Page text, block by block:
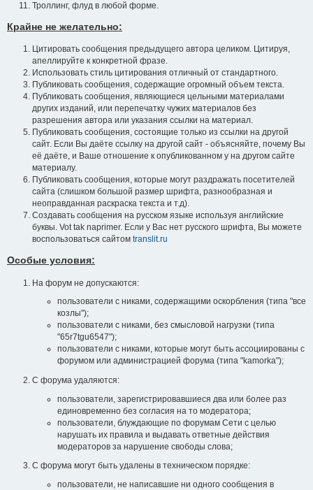
Троллинг, флуд в любой форме.
Крайне не желательно:
Цитировать сообщения предыдущего автора целиком. Цитируя,
апеллируйте к конкретной фразе.
Использовать стиль цитирования отличный от стандартного.
Публиковать сообщения, содержащие огромный объем текста.
Публиковать сообщения, являющиеся цельными материалами
других изданий, или перепечатку чужих материалов без
разрешения автора или указания ссылки на материал.
Публиковать сообщения, состоящие только из ссылки на другой
сайт. Если Вы даёте ссылку на другой сайт - объясняйте, почему Вы
её даёте, и Ваше отношение к опубликованном у на другом сайте
материалу.
Публиковать сообщения, которые могут раздражать посетителей
сайта (слишком большой размер шрифта, разнообразная и
неоправданная раскраска текста и т.д).
Создавать сообщения на русском языке используя английские
буквы. Vot tak naprimer. Если у Вас нет русского шрифта, Вы можете
воспользоваться сайтом translit.ru
Особые условия:
На форум не допускаются:
пользователи с никами, содержащими оскорбления (типа "все
козлы");
пользователи с никами, без смысловой нагрузки (типа
"65r7tgu6547");
пользователи с никами, которые могут быть ассоциированы с
форумом или администрацией форума (типа "kamorka");
С форума удаляются:
пользователи, зарегистрировавшиеся два или более раз
единовременно без согласия на то модератора;
пользователи, блуждающие по форумам Сети с целью
нарушать их правила и выдавать ответные действия
модераторов за нарушение свободы слова;
С форума могут быть удалены в техническом порядке:
пользователи, не написавшие ни одного сообщения в